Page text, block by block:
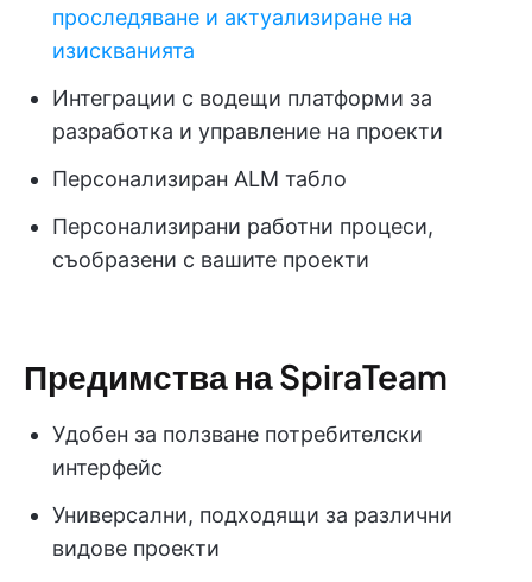
проследяване и актуализиране на
изискванията
Интеграции с водещи платформи за
разработка и управление на проекти
Персонализиран ALM табло
Персонализирани работни процеси,
съобразени с вашите проекти
Предимства на SpiraTeam
Удобен за ползване потребителски
интерфейс
Универсални, подходящи за различни
видове проекти